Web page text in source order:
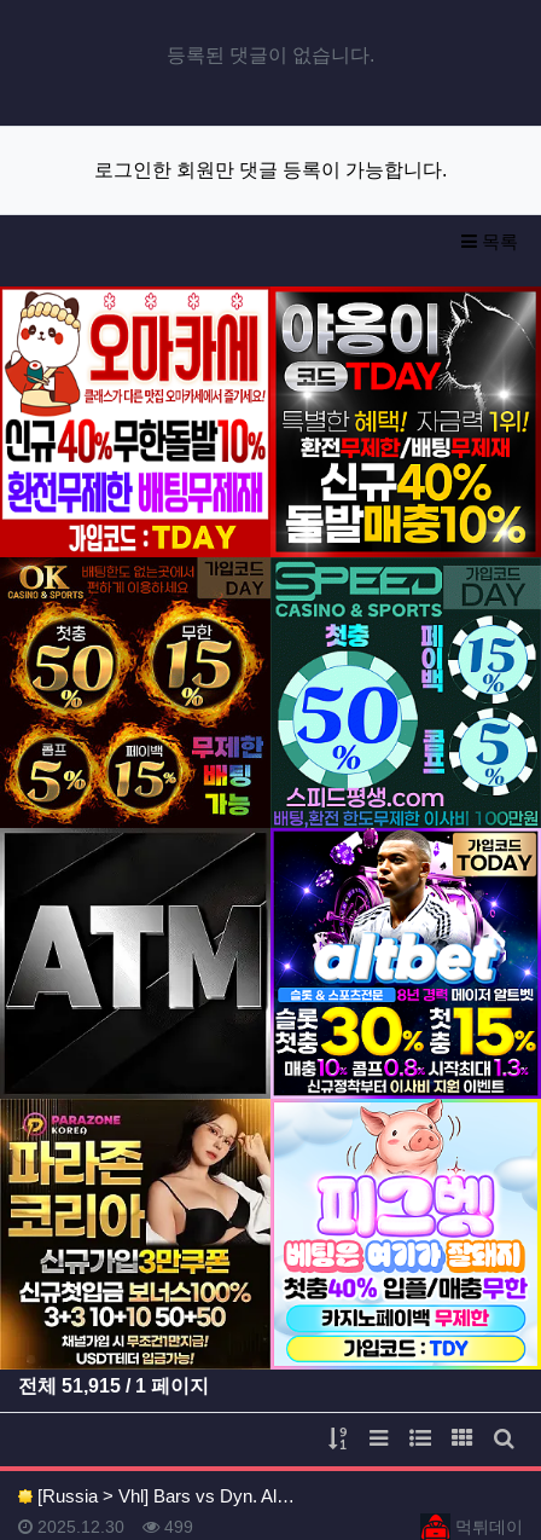
등록된 댓글이 없습니다.
로그인한 회원만 댓글 등록이 가능합니다.
목록
등록일 등록일
등록일 등록일
등록일 등록일
등록일 등록일
전체 51,915 / 1 페이지
게시물 정렬
리스트 스타일
웹진 스타일
갤러리
게
[Russia > Vhl] Bars vs Dyn. Al…
등록자먹튀데이
등록일
2025.12.30 조회
499